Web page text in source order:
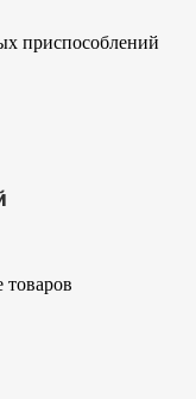
приспособлений